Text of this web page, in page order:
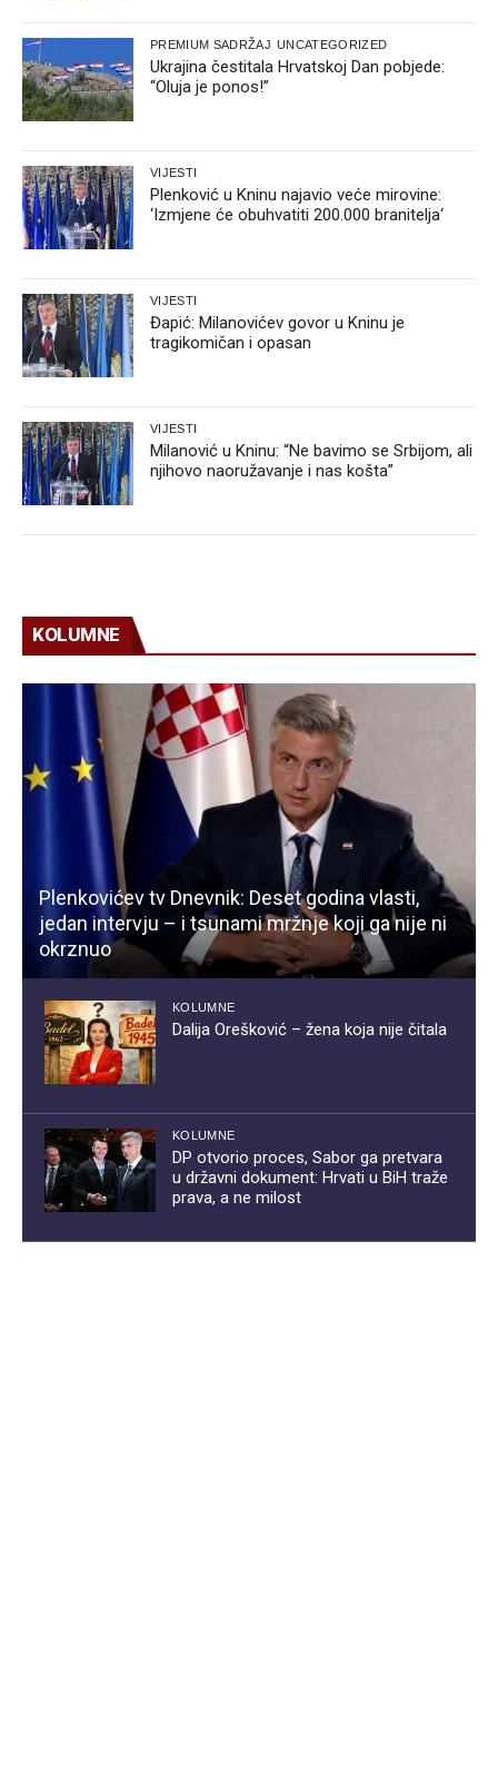
PREMIUM SADRŽAJ UNCATEGORIZED
Ukrajina čestitala Hrvatskoj Dan pobjede:
“Oluja je ponos!”
VIJESTI
Plenković u Kninu najavio veće mirovine:
‘Izmjene će obuhvatiti 200.000 branitelja‘
VIJESTI
Đapić: Milanovićev govor u Kninu je
tragikomičan i opasan
VIJESTI
Milanović u Kninu: “Ne bavimo se Srbijom, ali
njihovo naoružavanje i nas košta”
KOLUMNE
Plenkovićev tv Dnevnik: Deset godina vlasti,
jedan intervju – i tsunami mržnje koji ga nije ni
okrznuo
KOLUMNE
Dalija Orešković – žena koja nije čitala
KOLUMNE
DP otvorio proces, Sabor ga pretvara
u državni dokument: Hrvati u BiH traže
prava, a ne milost